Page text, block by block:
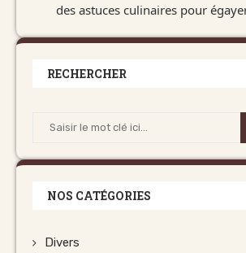
des astuces culinaires pour
RECHERCHER
NOS CATÉGORIES
Divers